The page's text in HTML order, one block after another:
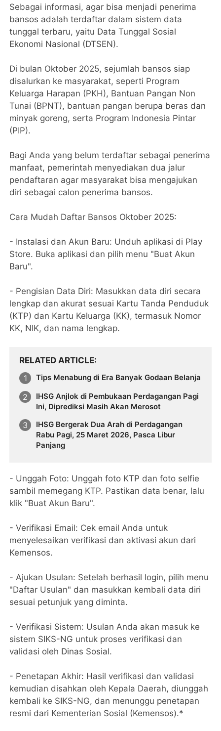
Sebagai informasi, agar bisa menjadi penerima
bansos adalah terdaftar dalam sistem data
tunggal terbaru, yaitu Data Tunggal Sosial
Ekonomi Nasional (DTSEN).
Di bulan Oktober 2025, sejumlah bansos siap
disalurkan ke masyarakat, seperti Program
Keluarga Harapan (PKH), Bantuan Pangan Non
Tunai (BPNT), bantuan pangan berupa beras dan
minyak goreng, serta Program Indonesia Pintar
(PIP).
Bagi Anda yang belum terdaftar sebagai penerima
manfaat, pemerintah menyediakan dua jalur
pendaftaran agar masyarakat bisa mengajukan
diri sebagai calon penerima bansos.
Cara Mudah Daftar Bansos Oktober 2025:
- Instalasi dan Akun Baru: Unduh aplikasi di Play
Store. Buka aplikasi dan pilih menu "Buat Akun
Baru".
- Pengisian Data Diri: Masukkan data diri secara
lengkap dan akurat sesuai Kartu Tanda Penduduk
(KTP) dan Kartu Keluarga (KK), termasuk Nomor
KK, NIK, dan nama lengkap.
RELATED ARTICLE
Tips Menabung di Era Banyak Godaan Belanja
IHSG Anjlok di Pembukaan Perdagangan Pagi
Ini, Diprediksi Masih Akan Merosot
IHSG Bergerak Dua Arah di Perdagangan
Rabu Pagi, 25 Maret 2026, Pasca Libur
Panjang
- Unggah Foto: Unggah foto KTP dan foto selfie
sambil memegang KTP. Pastikan data benar, lalu
klik "Buat Akun Baru".
- Verifikasi Email: Cek email Anda untuk
menyelesaikan verifikasi dan aktivasi akun dari
Kemensos.
- Ajukan Usulan: Setelah berhasil login, pilih menu
"Daftar Usulan" dan masukkan kembali data diri
sesuai petunjuk yang diminta.
- Verifikasi Sistem: Usulan Anda akan masuk ke
sistem SIKS-NG untuk proses verifikasi dan
validasi oleh Dinas Sosial.
- Penetapan Akhir: Hasil verifikasi dan validasi
kemudian disahkan oleh Kepala Daerah, diunggah
kembali ke SIKS-NG, dan menunggu penetapan
resmi dari Kementerian Sosial (Kemensos).*